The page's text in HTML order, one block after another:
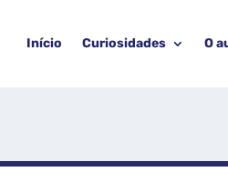
Início Curiosidades O